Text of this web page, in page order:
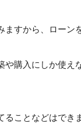
すから、ローン
や購入にしか使
ことなどはでき